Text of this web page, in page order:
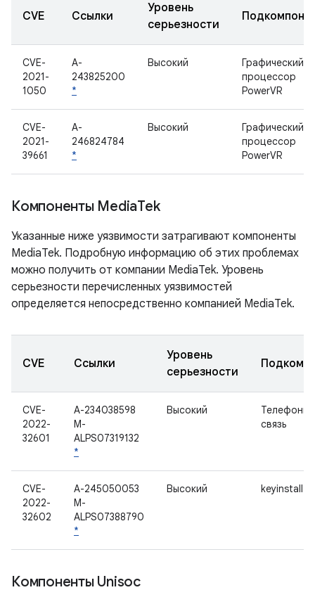
CVE Ссылки
Уровень
серьезности
CVE-
2021-
1050
A-
243825200
*
Высокий
Графический
процессор
PowerVR
CVE-
2021-
39661
A-
246824784
*
Высокий
Графический
процессор
PowerVR
Компоненты MediaTek
Указанные ниже уязвимости затрагивают компоненты
MediaTek. Подробную информацию об этих проблемах
можно получить от компании MediaTek. Уровень
серьезности перечисленных уязвимостей
определяется непосредственно компанией MediaTek.
CVE Ссылки
Уровень
серьезности
CVE-
2022-
32601
A-234038598
M-
ALPS07319132
*
Высокий
связь
CVE-
2022-
32602
A-245050053
M-
ALPS07388790
*
Высокий keyinstall
Компоненты Unisoc